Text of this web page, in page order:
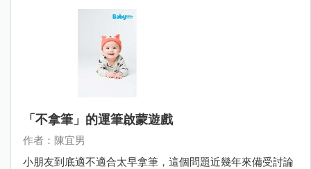
「不拿筆」的運筆啟蒙遊戲
作者：陳宜男
小朋友到底適不適合太早拿筆，這個問題近幾年來備受討論